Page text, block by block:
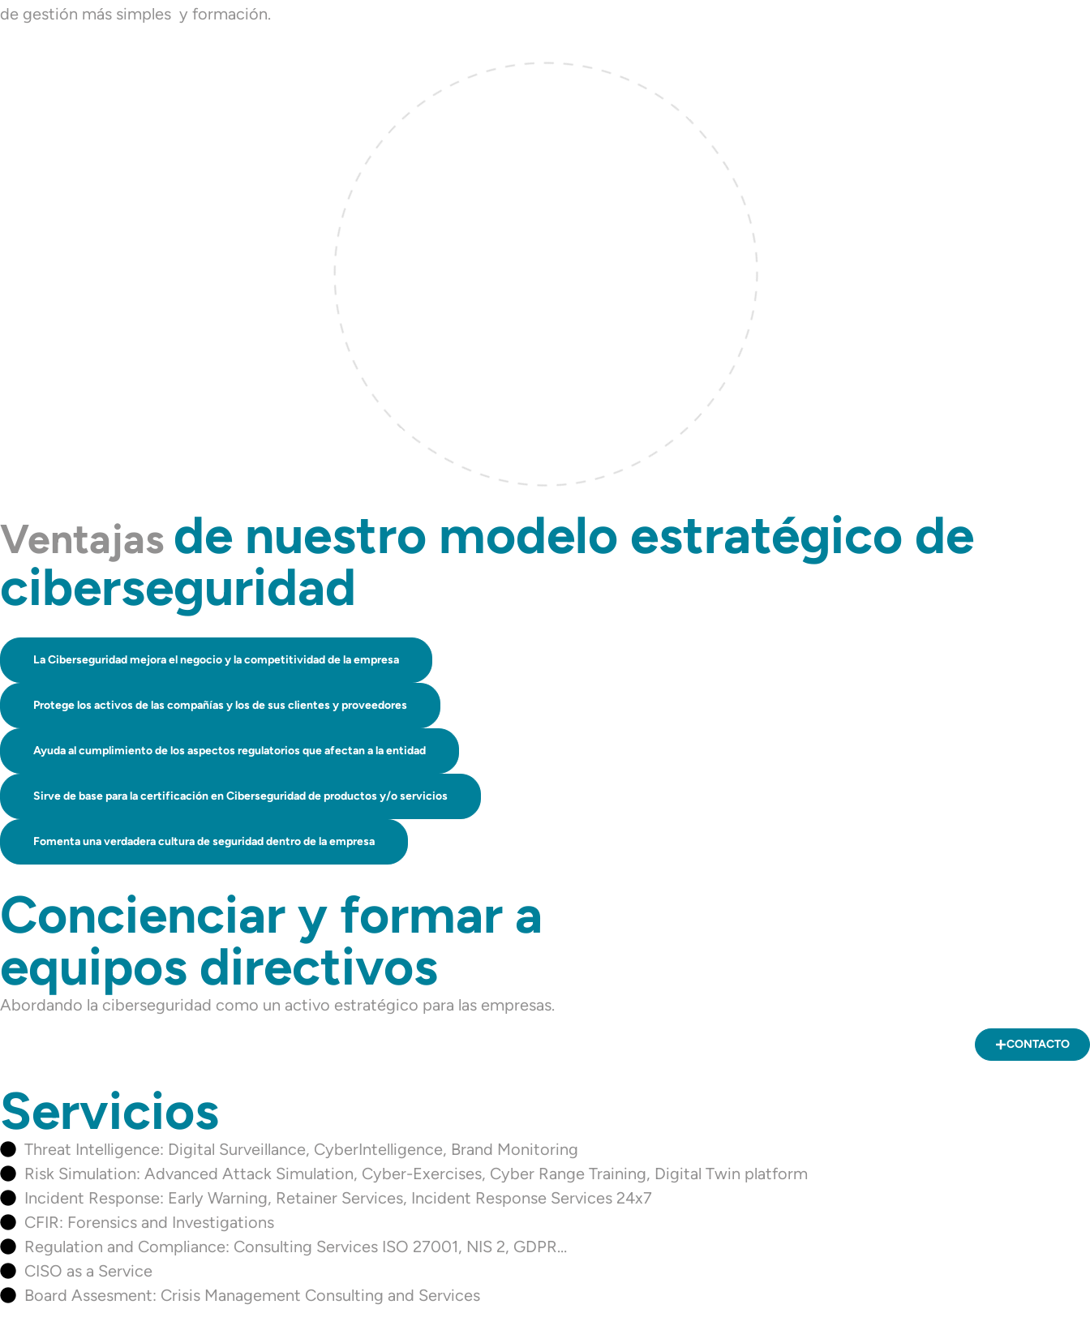
de gestión más simples y formación.
Ventajas de nuestro modelo estratégico de
ciberseguridad
La Ciberseguridad mejora el negocio y la competitividad de la empresa
Protege los activos de las compañías y los de sus clientes y proveedores
Ayuda al cumplimiento de los aspectos regulatorios que afectan a la entidad
Sirve de base para la certificación en Ciberseguridad de productos y/o servicios
Fomenta una verdadera cultura de seguridad dentro de la empresa
Concienciar y formar a
equipos directivos
Abordando la ciberseguridad como un activo estratégico para las empresas.
CONTACTO
Servicios
Threat Intelligence: Digital Surveillance, CyberIntelligence, Brand Monitoring
Risk Simulation: Advanced Attack Simulation, Cyber-Exercises, Cyber Range Training, Digital Twin platform
Incident Response: Early Warning, Retainer Services, Incident Response Services 24x7
CFIR: Forensics and Investigations
Regulation and Compliance: Consulting Services ISO 27001, NIS 2, GDPR…
CISO as a Service
Board Assesment: Crisis Management Consulting and Services